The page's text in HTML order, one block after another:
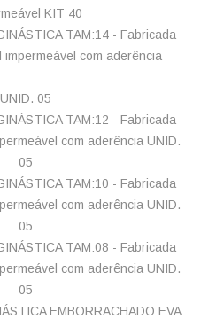
KIT 40
TAM:14 - Fabricada
impermeável com aderência
UNID. 05
TAM:12 - Fabricada
com aderência UNID.
05
TAM:10 - Fabricada
com aderência UNID.
05
TAM:08 - Fabricada
com aderência UNID.
05
EMBORRACHADO EVA